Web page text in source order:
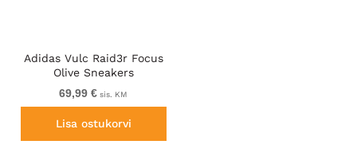
Adidas Vulc Raid3r Focus
Olive Sneakers
69,99 € sis. KM
Lisa ostukorvi